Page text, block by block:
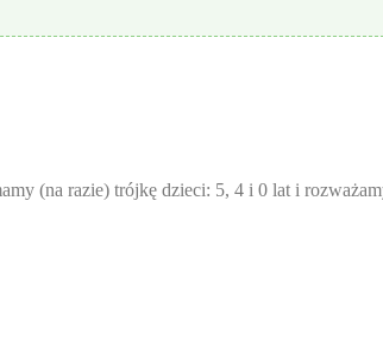
(na razie) trójkę dzieci: 5, 4 i 0 lat i